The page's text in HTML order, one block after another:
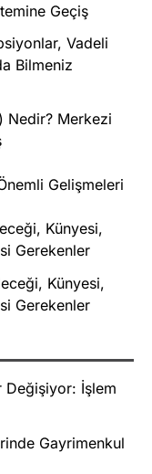
Geçiş
Vadeli
Bilmeniz
Nedir? Merkezi
Gelişmeleri
Künyesi,
Gerekenler
Künyesi,
Gerekenler
Değişiyor: İşlem
Gayrimenkul